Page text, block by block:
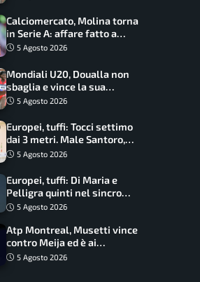
Calciomercato, Molina torna
in Serie A: affare fatto a
cifre sorprendenti
5 Agosto 2026
Mondiali U20, Doualla non
sbaglia e vince la sua
batteria sui 100 metri:
5 Agosto 2026
Europei, tuffi: Tocci settimo
dai 3 metri. Male Santoro,
Wesemann si prende l’oro
5 Agosto 2026
Europei, tuffi: Di Maria e
Pelligra quinti nel sincro
misto. Oro all’Ucraina
5 Agosto 2026
Atp Montreal, Musetti vince
contro Meija ed è ai
sedicesimi
5 Agosto 2026